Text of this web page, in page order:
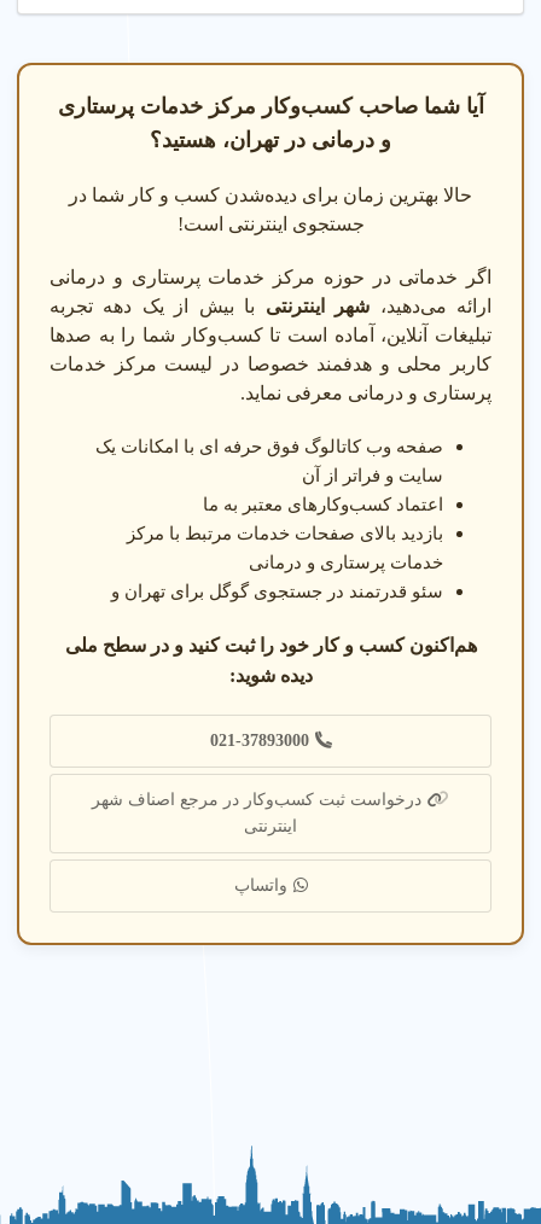
شهر اینترنتی مطالعه کنید.
نوار قلب را در نظر بگیرید.
برای تجربه‌ای مطمئن، به سایت مرجع اصناف و معرفی مشاغل
ایران نشنال سر بزنید تا بهترین مراکز خدمات پرستاری در تهران را
مراکز خدمات پرستاری تخصصی تهران
هرآنچه از خدمات پرستاری و درمانی باید بدانید
خدمات پرستاری و درمانی شامل مراقبت از سالمند، بیمار و کودک،
و خدمات تخصصی مانند فیزیوتراپی، تزریقات و اکسیژن‌تراپی است.
در تهران، این خدمات با پرستاران مجرب و دارای مجوز وزارت
پرستار در منزل چه می‌کند؟
پرستاران در منزل به مراقبت از سالمندان، بیماران پس از جراحی،
کودکان و بیماران با شرایط خاص می‌پردازند و خدماتی مانند
تزریقات، پانسمان و توانبخشی ارائه می‌دهند.
خدمات درمانی در منزل تهران
پرستار سالمند تهران
فیزیوتراپی در منزل تهران
مراقبت بیماران سرطانی تهران
آیا شما صاحب کسب‌وکار مرکز خدمات پرستاری
و درمانی در تهران، هستید؟
حالا بهترین زمان برای دیده‌شدن کسب و کار شما در
جستجوی اینترنتی است!
اگر خدماتی در حوزه مرکز خدمات پرستاری و درمانی
ارائه می‌دهید، شهر اینترنتی با بیش از یک دهه تجربه
تبلیغات آنلاین، آماده است تا کسب‌وکار شما را به صدها
کاربر محلی و هدفمند خصوصا در لیست مرکز خدمات
پرستاری و درمانی معرفی نماید.
صفحه وب کاتالوگ فوق حرفه ای با امکانات یک
سایت و فراتر از آن
اعتماد کسب‌وکارهای معتبر به ما
بازدید بالای صفحات خدمات مرتبط با مرکز
خدمات پرستاری و درمانی
سئو قدرتمند در جستجوی گوگل برای تهران و
هم‌اکنون کسب و کار خود را ثبت کنید و در سطح ملی
دیده شوید:
021-37893000
درخواست ثبت کسب‌وکار در مرجع اصناف شهر
اینترنتی
واتساپ